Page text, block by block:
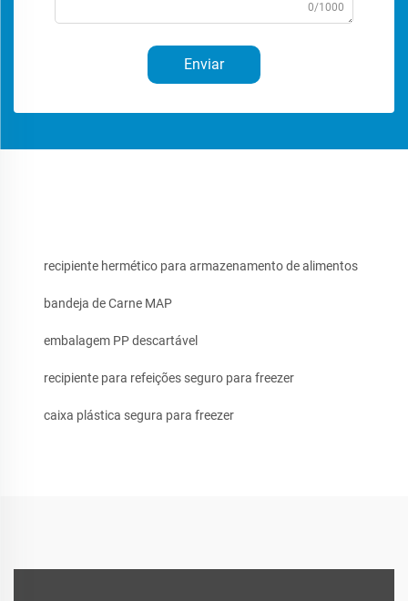
0/1000
Enviar
recipiente hermético para armazenamento de alimentos
bandeja de Carne MAP
embalagem PP descartável
recipiente para refeições seguro para freezer
caixa plástica segura para freezer